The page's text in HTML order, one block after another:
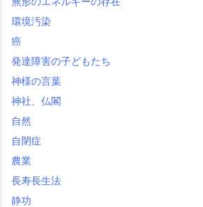
環境汚染
癌
発達障害の子どもたち
神様の言葉
神社、仏閣
自然
自閉症
農業
長寿長生法
静功